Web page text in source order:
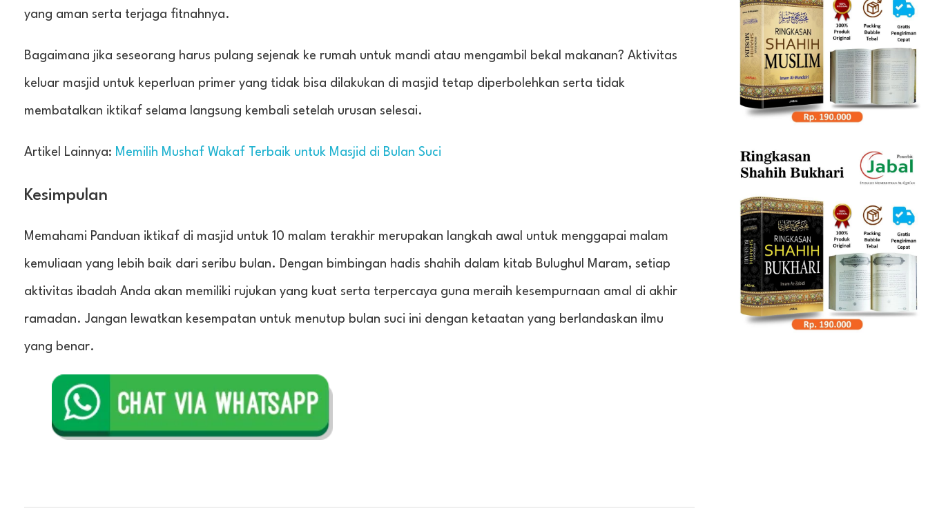
yang aman serta terjaga fitnahnya.
Bagaimana jika seseorang harus pulang sejenak ke rumah untuk mandi atau mengambil bekal makanan? Aktivitas
keluar masjid untuk keperluan primer yang tidak bisa dilakukan di masjid tetap diperbolehkan serta tidak
membatalkan iktikaf selama langsung kembali setelah urusan selesai.
Artikel Lainnya: Memilih Mushaf Wakaf Terbaik untuk Masjid di Bulan Suci
Kesimpulan
Memahami Panduan iktikaf di masjid untuk 10 malam terakhir merupakan langkah awal untuk menggapai malam
kemuliaan yang lebih baik dari seribu bulan. Dengan bimbingan hadis shahih dalam kitab Bulughul Maram, setiap
aktivitas ibadah Anda akan memiliki rujukan yang kuat serta terpercaya guna meraih kesempurnaan amal di akhir
ramadan. Jangan lewatkan kesempatan untuk menutup bulan suci ini dengan ketaatan yang berlandaskan ilmu
yang benar.